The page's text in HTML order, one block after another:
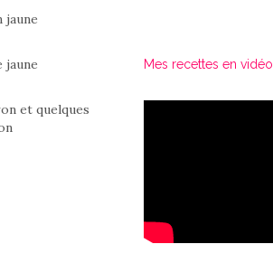
jaune
jaune
et quelques
Mes recettes en vidéo